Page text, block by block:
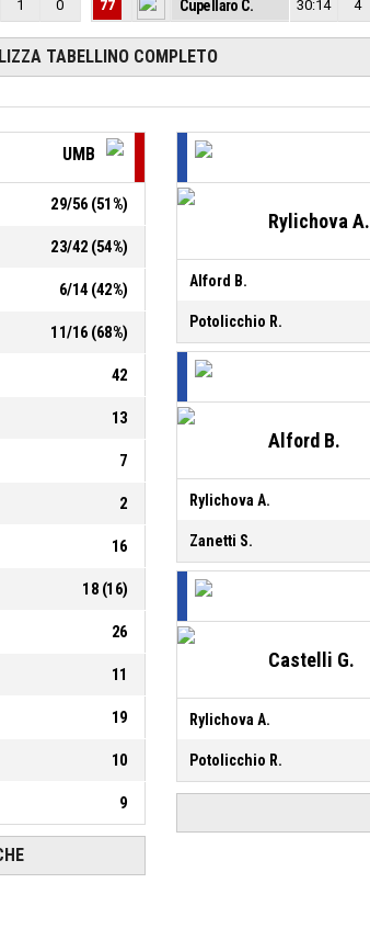
1 0
77
Cupellaro C. 30:14 4
TABELLINO COMPLETO
UMB
29/56 (51%)
23/42 (54%)
6/14 (42%)
11/16 (68%)
42
13
7
2
16
18 (16)
26
11
19
10
9
Rylichova A.
Alford B.
Potolicchio R.
Alford B.
Rylichova A.
Zanetti S.
Castelli G.
Rylichova A.
Potolicchio R.